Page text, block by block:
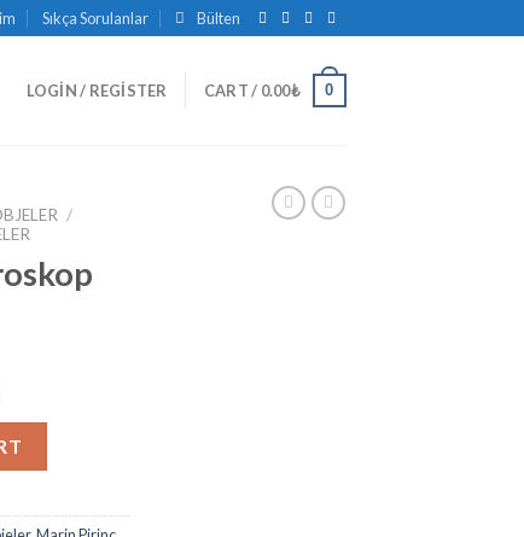
Sıkça Sorulanlar Bülten
LOGIN / REGISTER CART / 0.00₺ 0
/